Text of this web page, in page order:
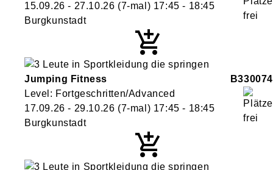
15.09.26 - 27.10.26 (7-mal) 17:45 - 18:45
Burgkunstadt
Jumping Fitness
B330074
Level: Fortgeschritten/Advanced
17.09.26 - 29.10.26 (7-mal) 17:45 - 18:45
Burgkunstadt